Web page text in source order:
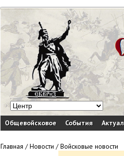
Общевойсковое События
Главная /Новости /Войсковые новости